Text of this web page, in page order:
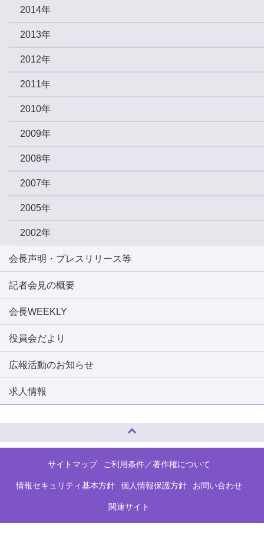
2014年
2013年
2012年
2011年
2010年
2009年
2008年
2007年
2005年
2002年
会長声明・プレスリリース等
記者会見の概要
会長WEEKLY
役員会だより
広報活動のお知らせ
求人情報
サイトマップ ご利用条件／著作権について
情報セキュリティ基本方針 個人情報保護方針 お問い合わせ
関連サイト